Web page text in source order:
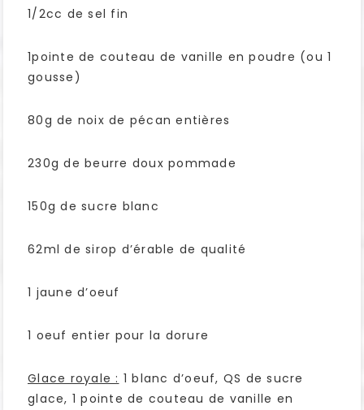
1/2cc de sel fin
1pointe de couteau de vanille en poudre (ou 1
gousse)
80g de noix de pécan entières
230g de beurre doux pommade
150g de sucre blanc
62ml de sirop d’érable de qualité
1 jaune d’oeuf
1 oeuf entier pour la dorure
Glace royale : 1 blanc d’oeuf, QS de sucre
glace, 1 pointe de couteau de vanille en